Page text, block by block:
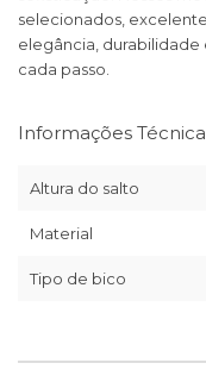
selecionados,
elegância,
cada passo.
Informações
Altura do salto
Material
Tipo de bico